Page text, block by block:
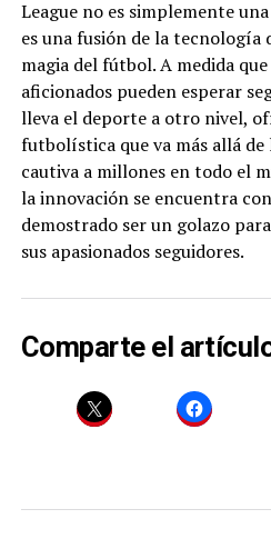
League no es simplemente
es una fusión de la tecnología
magia del fútbol. A medida
aficionados pueden esperar
lleva el deporte a otro nivel,
futbolística que va más allá
cautiva a millones en todo el
la innovación se encuentra
demostrado ser un golazo
sus apasionados seguidores.
Comparte el